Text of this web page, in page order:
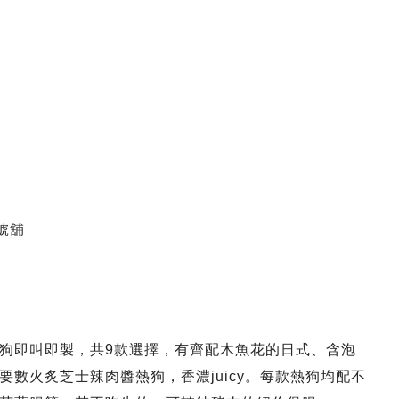
舖
即叫即製，共9款選擇，有齊配木魚花的日式、含泡
數火炙芝士辣肉醬熱狗，香濃juicy。每款熱狗均配不